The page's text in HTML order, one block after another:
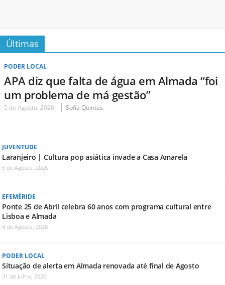
Últimas
PODER LOCAL
APA diz que falta de água em Almada “foi
um problema de má gestão”
5 de Agosto, 2026 Sofia Quintas
JUVENTUDE
Laranjeiro | Cultura pop asiática invade a Casa Amarela
5 de Agosto, 2026
EFEMÉRIDE
Ponte 25 de Abril celebra 60 anos com programa cultural entre
Lisboa e Almada
4 de Agosto, 2026
PODER LOCAL
Situação de alerta em Almada renovada até final de Agosto
31 de Julho, 2026